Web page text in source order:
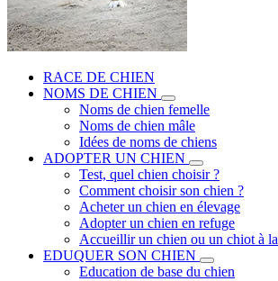
RACE DE CHIEN
NOMS DE CHIEN
Noms de chien femelle
Noms de chien mâle
Idées de noms de chiens
ADOPTER UN CHIEN
Test, quel chien choisir ?
Comment choisir son chien ?
Acheter un chien en élevage
Adopter un chien en refuge
Accueillir un chien ou un chiot à
EDUQUER SON CHIEN
Education de base du chien